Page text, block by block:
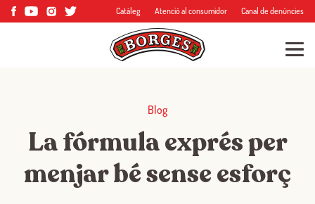
Catàleg Atenció al consumidor Canal de denúncies
Blog
La fórmula exprés per
menjar bé sense esforç